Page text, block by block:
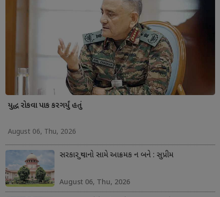
યુદ્ધ રોકવા પાક કરગર્યું હતું
August 06, Thu, 2026
સરકાર યુવાનો સામે આક્રમક ન બને : સુપ્રીમ
August 06, Thu, 2026